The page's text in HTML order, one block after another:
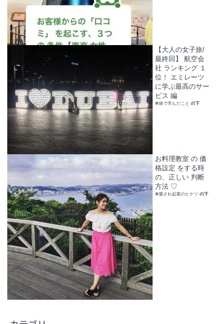
【大人の女子旅/
最終回】 航空会
社 ランキング １
位！ エミレーツ
に学ぶ最高のサー
ビス 編
❁旅で学んだこと の下
お料理教室 の 価
格設定 をする時
の、正しい 判断
方法 ♡
❁愛され起業のヒケツ の下